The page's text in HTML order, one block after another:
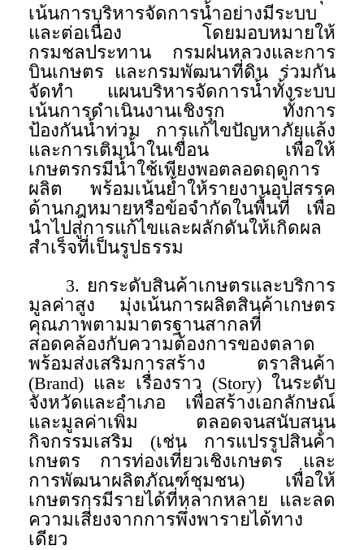
เน้นการบริหารจัดการน้ำอย่างมีระบบ
และต่อเนื่อง โดยมอบหมายให้
กรมชลประทาน กรมฝนหลวงและการ
บินเกษตร และกรมพัฒนาที่ดิน ร่วมกัน
จัดทำ แผนบริหารจัดการน้ำทั้งระบบ
เน้นการดำเนินงานเชิงรุก ทั้งการ
ป้องกันน้ำท่วม การแก้ไขปัญหาภัยแล้ง
และการเติมน้ำในเขื่อน เพื่อให้
เกษตรกรมีน้ำใช้เพียงพอตลอดฤดูการ
ผลิต พร้อมเน้นย้ำให้รายงานอุปสรรค
ด้านกฎหมายหรือข้อจำกัดในพื้นที่ เพื่อ
นำไปสู่การแก้ไขและผลักดันให้เกิดผล
สำเร็จที่เป็นรูปธรรม
3. ยกระดับสินค้าเกษตรและบริการ
มูลค่าสูง มุ่งเน้นการผลิตสินค้าเกษตร
คุณภาพตามมาตรฐานสากลที่
สอดคล้องกับความต้องการของตลาด
พร้อมส่งเสริมการสร้าง ตราสินค้า
(Brand) และ เรื่องราว (Story) ในระดับ
จังหวัดและอำเภอ เพื่อสร้างเอกลักษณ์
และมูลค่าเพิ่ม ตลอดจนสนับสนุน
กิจกรรมเสริม (เช่น การแปรรูปสินค้า
เกษตร การท่องเที่ยวเชิงเกษตร และ
การพัฒนาผลิตภัณฑ์ชุมชน) เพื่อให้
เกษตรกรมีรายได้ที่หลากหลาย และลด
ความเสี่ยงจากการพึ่งพารายได้ทาง
เดียว